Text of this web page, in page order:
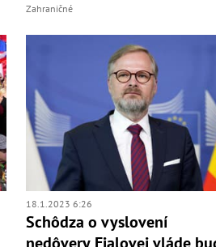
Zahraničné
18.1.2023 6:26
Schôdza o vyslovení
nedôvery Fialovej vláde